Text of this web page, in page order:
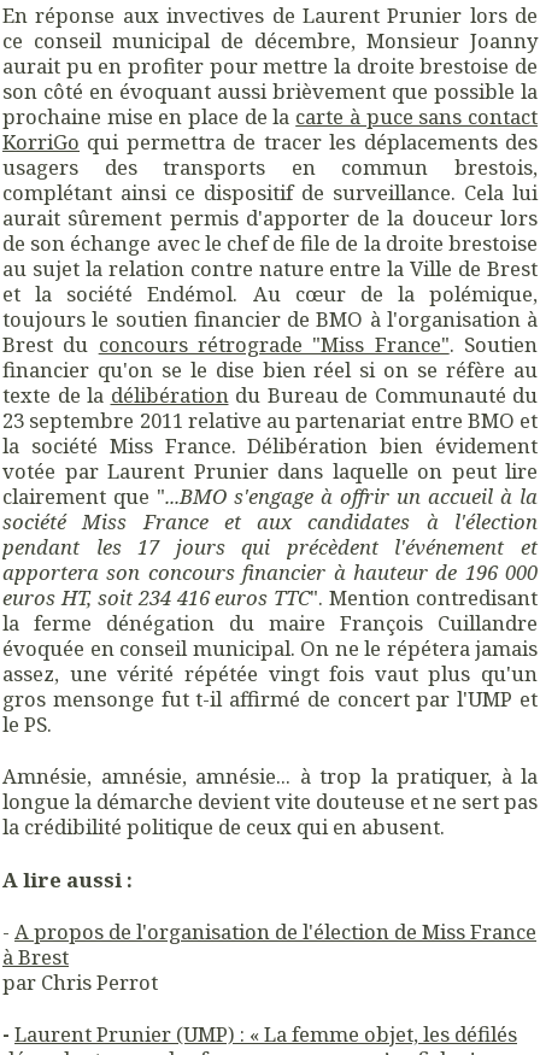
En réponse aux invectives de Laurent Prunier lors de
ce conseil municipal de décembre, Monsieur Joanny
aurait pu en profiter pour mettre la droite brestoise de
son côté en évoquant aussi brièvement que possible la
prochaine mise en place de la carte à puce sans contact
KorriGo qui permettra de tracer les déplacements des
usagers des transports en commun brestois,
complétant ainsi ce dispositif de surveillance. Cela lui
aurait sûrement permis d'apporter de la douceur lors
de son échange avec le chef de file de la droite brestoise
au sujet la relation contre nature entre la Ville de Brest
et la société Endémol. Au cœurde la polémique,
toujours le soutien financier de BMO à l'organisation à
Brest du concours rétrograde "Miss France". Soutien
financier qu'on se le dise bien réel si on se réfère au
texte de la délibérationdu Bureau de Communauté du
23 septembre 2011 relative au partenariat entre BMO et
la société Miss France. Délibération bien évidement
votée par Laurent Prunier dans laquelle on peut lire
clairement que "...BMO s'engage à offrir un accueil à la
société Miss France et aux candidates à l'élection
pendant les 17 jours qui précèdent l'événement et
apportera son concours financier à hauteur de 196 000
euros HT, soit 234 416 euros TTC". Mention contredisant
la ferme dénégation du maire François Cuillandre
évoquée en conseil municipal. On ne le répétera jamais
assez, une vérité répétée vingt fois vaut plus qu'un
gros mensonge fut t-il affirmé de concert par l'UMP et
le PS.
Amnésie, amnésie, amnésie... à trop la pratiquer, à la
longue la démarche devient vite douteuse et ne sert pas
la crédibilité politique de ceux qui en abusent.
A lire aussi :
- A propos de l'organisation de l'élection de Miss France
à Brest
par Chris Perrot
- Laurent Prunier (UMP) : « La femme objet, les défilés